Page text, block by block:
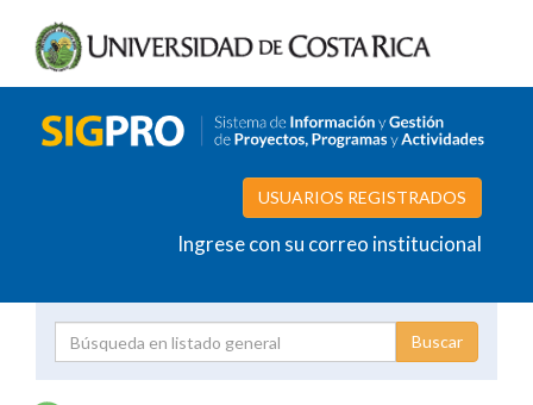
USUARIOS REGISTRADOS
Ingrese con su correo institucional